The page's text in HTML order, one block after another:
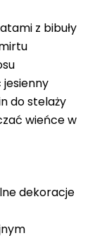
z bibuły
do stelaży
wieńce w
dekoracje